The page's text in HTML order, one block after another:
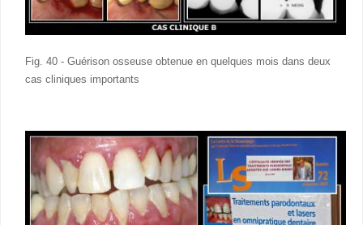
Fig. 40 - Guérison osseuse obtenue en quelques mois dans deux
cas cliniques importants